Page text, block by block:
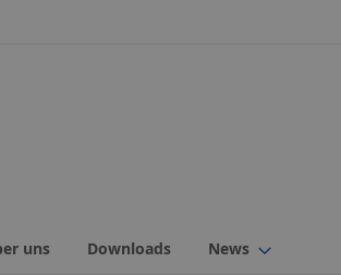
uns Downloads News